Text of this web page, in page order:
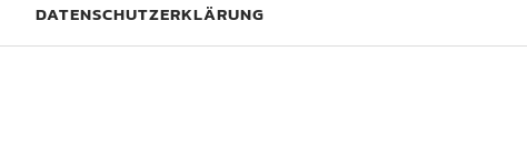
DATENSCHUTZERKLÄRUNG